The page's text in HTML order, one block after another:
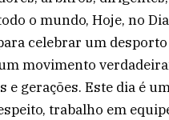
o mundo, Hoje, no
celebrar um
movimento
gerações. Este dia é
trabalho em